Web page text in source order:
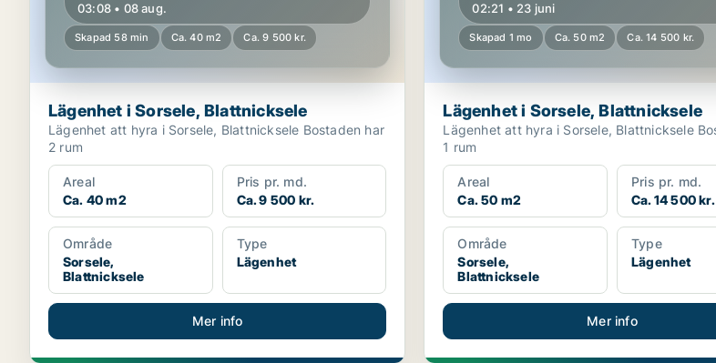
03:08 • 08 aug.
Skapad 58 min Ca. 40 m2 Ca. 9 500 kr.
Lägenhet i Sorsele, Blattnicksele
Lägenhet att hyra i Sorsele, Blattnicksele Bostaden har
2 rum
Areal
Ca. 40 m2
Pris pr. md.
Ca. 9 500 kr.
Område
Sorsele,
Blattnicksele
Type
Lägenhet
Mer info
02:21 • 23 juni
Skapad 1 mo Ca. 50 m2 Ca. 14 500 kr.
Lägenhet i Sorsele, Blattnicksele
Lägenhet att hyra i Sorsele, Blattnicksele Bostaden har
1 rum
Areal
Ca. 50 m2
Pris pr. md.
Ca. 14 500 kr.
Område
Sorsele,
Blattnicksele
Type
Lägenhet
Mer info